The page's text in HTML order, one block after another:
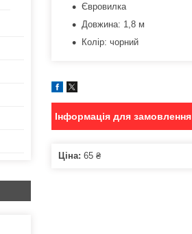
Євровилка
Довжина: 1,8 м
Колір: чорний
Інформація для замовлення
Ціна: 65 ₴